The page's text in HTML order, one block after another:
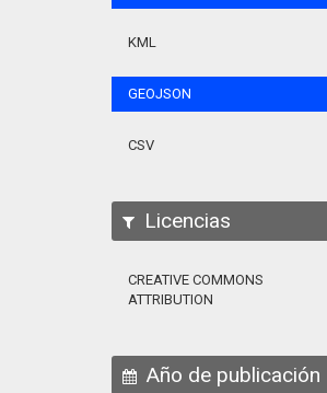
KML
GEOJSON
CSV
Licencias
CREATIVE COMMONS
ATTRIBUTION
Año de publicación